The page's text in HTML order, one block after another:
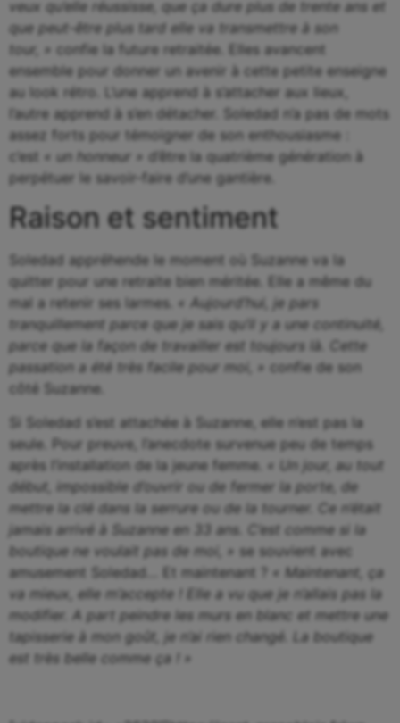
veux qu’elle réussisse, que ça dure plus de trente ans et
que peut-être plus tard elle va transmettre à son
tour, » confie la future retraitée. Elles avancent
ensemble pour donner un avenir à cette petite enseigne
au look rétro. L’une apprend à s’attacher aux lieux,
l’autre apprend à s’en détacher. Soledad n’a pas de mots
assez forts pour témoigner de son enthousiasme :
c’est « un honneur » d’être la quatrième génération à
perpétuer le savoir-faire d’une gantière.
Raison et sentiment
Soledad appréhende le moment où Suzanne va la
quitter pour une retraite bien méritée. Elle a même du
mal a retenir ses larmes. « Aujourd’hui, je pars
tranquillement parce que je sais qu’il y a une continuité,
parce que la façon de travailler est toujours là. Cette
passation a été très facile pour moi, » confie de son
côté Suzanne.
Si Soledad s’est attachée à Suzanne, elle n’est pas la
seule. Pour preuve, l’anecdote survenue peu de temps
après l’installation de la jeune femme. « Un jour, au tout
début, impossible d’ouvrir ou de fermer la porte, de
mettre la clé dans la serrure ou de la tourner. Ce n’était
jamais arrivé à Suzanne en 33 ans. C’est comme si la
boutique ne voulait pas de moi, » se souvient avec
amusement Soledad… Et maintenant ? « Maintenant, ça
va mieux, elle m’accepte ! Elle a vu que je n’allais pas la
modifier. A part peindre les murs en blanc et mettre une
tapisserie à mon goût, je n’ai rien changé. La boutique
est très belle comme ça ! »